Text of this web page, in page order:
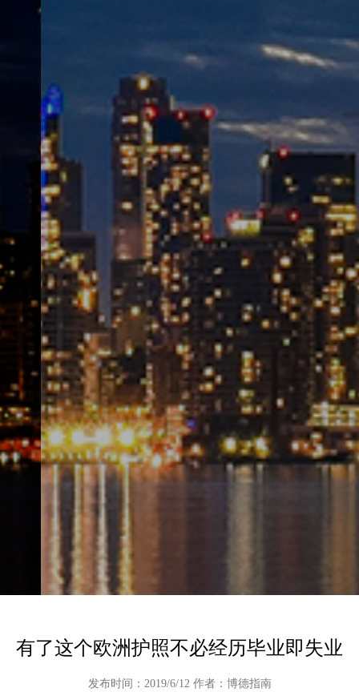
有了这个欧洲护照不必经历毕业即失业
发布时间：2019/6/12 作者：博德指南